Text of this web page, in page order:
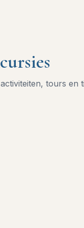
tours en